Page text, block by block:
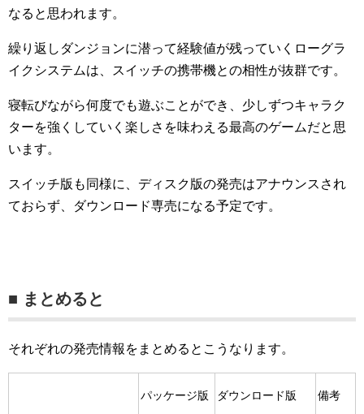
なると思われます。
繰り返しダンジョンに潜って経験値が残っていくローグラ
イクシステムは、スイッチの携帯機との相性が抜群です。
寝転びながら何度でも遊ぶことができ、少しずつキャラク
ターを強くしていく楽しさを味わえる最高のゲームだと思
います。
スイッチ版も同様に、ディスク版の発売はアナウンスされ
ておらず、ダウンロード専売になる予定です。
■ まとめると
それぞれの発売情報をまとめるとこうなります。
パッケージ版 ダウンロード版 備考